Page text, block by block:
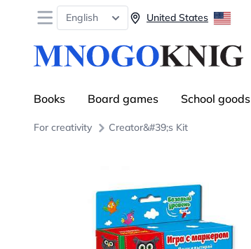
Open menu
English United States
Books Board games School goods
For creativity Creator&#39;s Kit